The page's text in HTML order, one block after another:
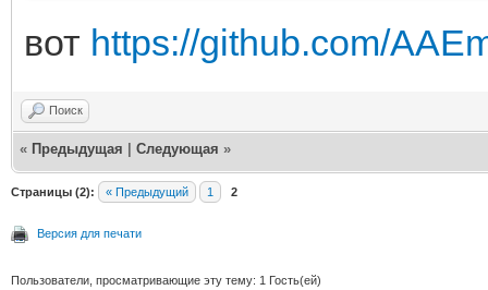
вот https://github.com/
Поиск
« Предыдущая Следующая »
Страницы (2): « Предыдущий 1 2
Версия для печати
Пользователи, просматривающие эту тему: 1 Гость(ей)